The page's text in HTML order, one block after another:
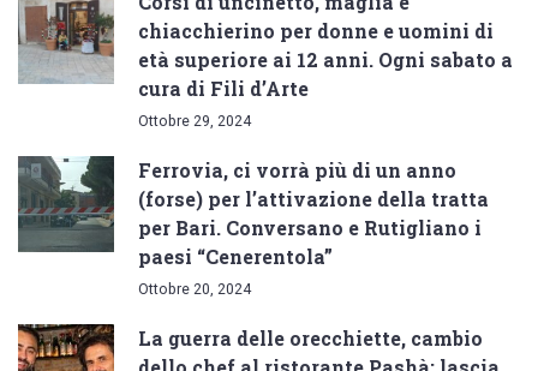
chiacchierino per donne e uomini di
età superiore ai 12 anni. Ogni sabato a
cura di Fili d’Arte
Ottobre 29, 2024
Ferrovia, ci vorrà più di un anno
(forse) per l’attivazione della tratta
per Bari. Conversano e Rutigliano i
paesi “Cenerentola”
Ottobre 20, 2024
La guerra delle orecchiette, cambio